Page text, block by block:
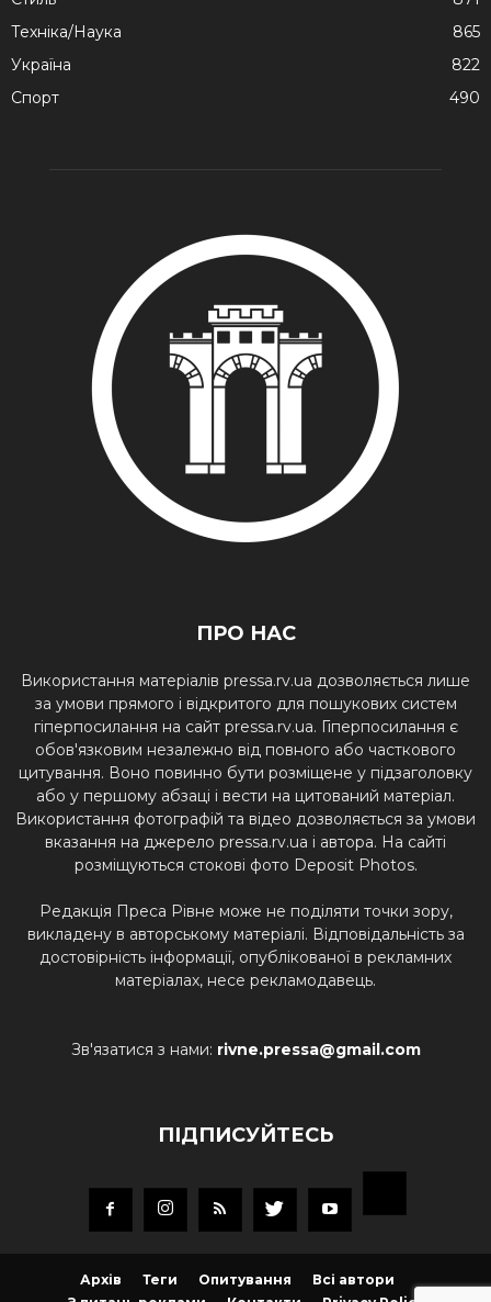
Техніка/Наука
865
Україна
822
Спорт
490
ПРО НАС
Використання матеріалів pressa.rv.ua дозволяється лише
за умови прямого і відкритого для пошукових систем
гіперпосилання на сайт pressa.rv.ua. Гіперпосилання є
обов'язковим незалежно від повного або часткового
цитування. Воно повинно бути розміщене у підзаголовку
або у першому абзаці і вести на цитований матеріал.
Використання фотографій та відео дозволяється за умови
вказання на джерело pressa.rv.ua і автора. На сайті
розміщуються стокові фото Deposit Photos.
Редакція Преса Рівне може не поділяти точки зору,
викладену в авторському матеріалі. Відповідальність за
достовірність інформації, опублікованої в рекламних
матеріалах, несе рекламодавець.
Зв'язатися з нами: rivne.pressa@gmail.com
ПІДПИСУЙТЕСЬ
Архів Теги Опитування
Всі автори